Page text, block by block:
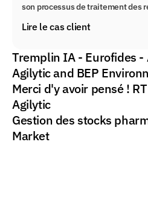
son processus de traitement des
temps pour les équipes
Lire le cas client
Tremplin IA - Eurofides -
Agilytic and BEP
Merci d'y avoir pensé !
Agilytic
Gestion des stocks
Market